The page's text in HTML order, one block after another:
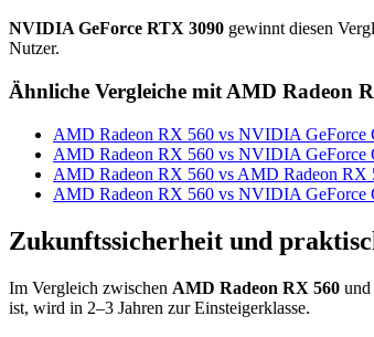
NVIDIA GeForce RTX 3090 gewinnt diesen
Nutzer.
Ähnliche Vergleiche mit AMD Radeon
AMD Radeon RX 560 vs NVIDIA GeForce
AMD Radeon RX 560 vs NVIDIA GeForce
AMD Radeon RX 560 vs AMD Radeon RX
AMD Radeon RX 560 vs NVIDIA GeForce
Zukunftssicherheit und
Im Vergleich zwischen AMD Radeon RX 560 und
ist, wird in 2–3 Jahren zur Einsteigerklasse.